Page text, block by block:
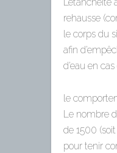
L’étanchéité
rehausse
le corps du
afin
d’eau en
le
Le nombre
de 1500
pour tenir